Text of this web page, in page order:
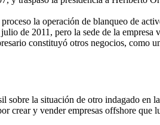
la operación de blanqueo de
de 2011, pero la sede de la
constituyó otros negocios, como
la situación de otro indagado en
crear y vender empresas offshore que